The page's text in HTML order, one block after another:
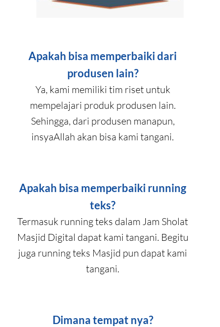
Apakah bisa memperbaiki dari
produsen lain?
Ya, kami memiliki tim riset untuk
mempelajari produk produsen lain.
Sehingga, dari produsen manapun,
insyaAllah akan bisa kami tangani.
Apakah bisa memperbaiki running
teks?
Termasuk running teks dalam Jam Sholat
Masjid Digital dapat kami tangani. Begitu
juga running teks Masjid pun dapat kami
tangani.
Dimana tempat nya?